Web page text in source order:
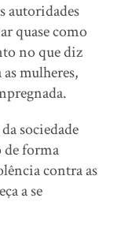
autoridades
quase como
no que diz
mulheres,
sociedade
de forma
contra as
a se